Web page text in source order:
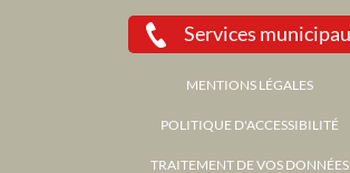
Services
MENTIONS LÉGALES
POLITIQUE D'ACCESSIBILITÉ
TRAITEMENT DE VOS DONNÉES